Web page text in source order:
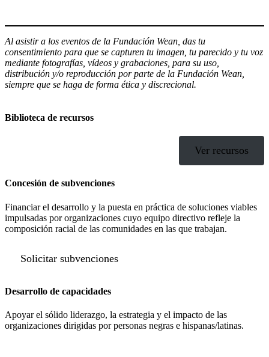
Al asistir a los eventos de la Fundación Wean, das tu
consentimiento para que se capturen tu imagen, tu parecido y tu voz
mediante fotografías, vídeos y grabaciones, para su uso,
distribución y/o reproducción por parte de la Fundación Wean,
siempre que se haga de forma ética y discrecional.
Biblioteca de recursos
Ver recursos
Concesión de subvenciones
Financiar el desarrollo y la puesta en práctica de soluciones viables
impulsadas por organizaciones cuyo equipo directivo refleje la
composición racial de las comunidades en las que trabajan.
Solicitar subvenciones
Desarrollo de capacidades
Apoyar el sólido liderazgo, la estrategia y el impacto de las
organizaciones dirigidas por personas negras e hispanas/latinas.